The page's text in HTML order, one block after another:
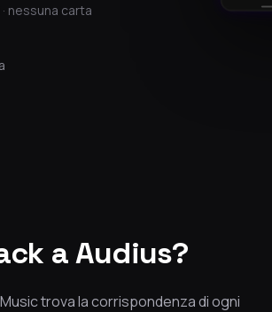
nessuna carta
a Audius?
trova la corrispondenza di ogni